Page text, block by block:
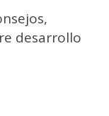
desarrollo